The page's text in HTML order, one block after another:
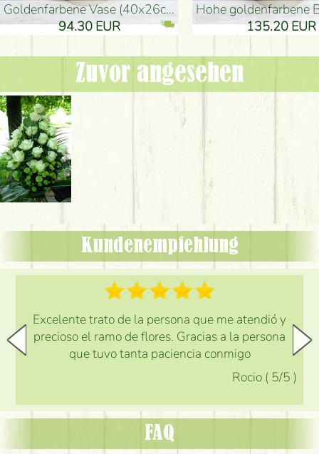
goldenfarbene Vase (40x26cm)
94.30 EUR
hohe goldenfarbene
135.20 EUR
Zuvor angesehen
Kundenempfehlung
Excelente trato de la persona que me atendió y
precioso el ramo de flores. Gracias a la persona
que tuvo tanta paciencia conmigo
Rocio ( 5/5 )
FAQ